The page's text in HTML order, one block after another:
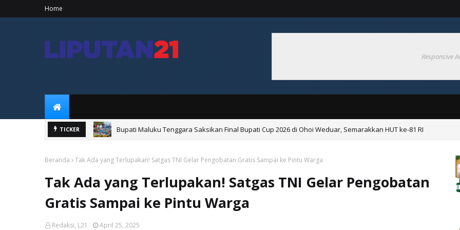
Home
Responsive
TICKER
Bupati Maluku Tenggara Saksikan Final Bupati Cup 2026 di Ohoi Weduar, Semarakkan HUT ke-81 RI
Bupati Maluku Tenggara Resmikan Pembentukan Desa Tangguh Bencana di Ohoiel
Beranda Tak Ada yang Terlupakan! Satgas TNI Gelar Pengobatan Gratis Sampai ke Pintu Warga
Tak Ada yang Terlupakan! Satgas TNI Gelar Pengobatan
Gratis Sampai ke Pintu Warga
Redaksi, L21 April 25, 2025